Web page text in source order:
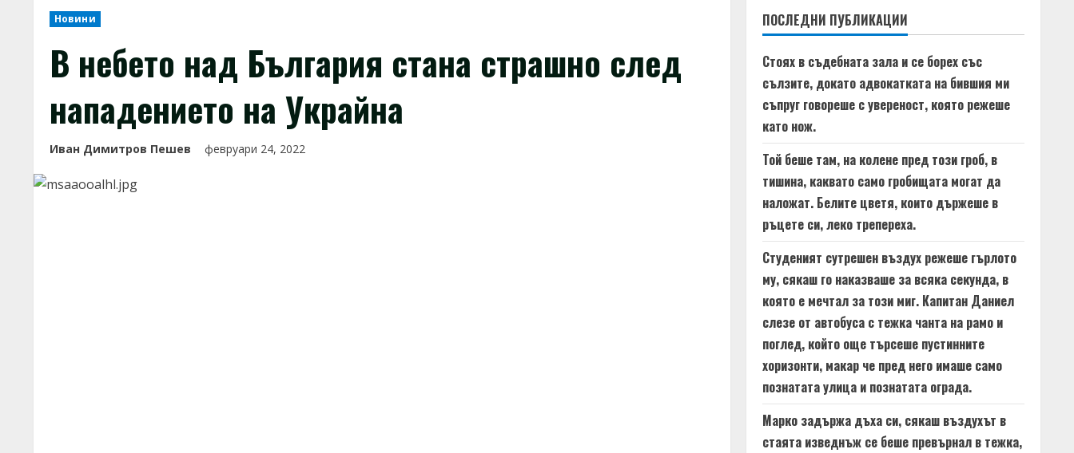
Новини
В небето над България стана страшно след
нападението на Украйна
Иван Димитров Пешев февруари 24, 2022
ПОСЛЕДНИ ПУБЛИКАЦИИ
Стоях в съдебната зала и се борех със
сълзите, докато адвокатката на бившия ми
съпруг говореше с увереност, която режеше
като нож.
Той беше там, на колене пред този гроб, в
тишина, каквато само гробищата могат да
наложат. Белите цветя, които държеше в
ръцете си, леко трепереха.
Студеният сутрешен въздух режеше гърлото
му, сякаш го наказваше за всяка секунда, в
която е мечтал за този миг. Капитан Даниел
слезе от автобуса с тежка чанта на рамо и
поглед, който още търсеше пустинните
хоризонти, макар че пред него имаше само
познатата улица и познатата ограда.
Марко задържа дъха си, сякаш въздухът в
стаята изведнъж се беше превърнал в тежка,